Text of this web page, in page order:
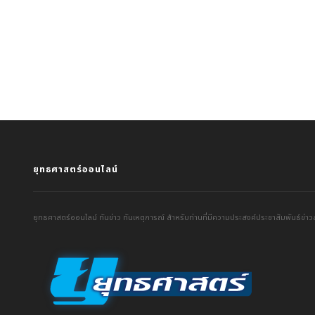
ยุทธศาสตร์ออนไลน์
ยุทธศาสตร์ออนไลน์ ทันข่าว ทันเหตุการณ์ สำหรับท่านที่มีความประสงค์ประชาสัมพันธ์ข่าว